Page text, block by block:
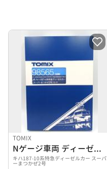
TOMIX
Nゲージ車両 ディーゼルカー
キハ187-10系特急ディーゼルカー スーパ
ーまつかぜ2号